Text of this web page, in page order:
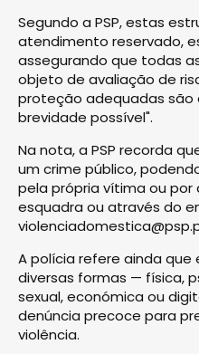
Segundo a PSP, estas
atendimento reservado,
assegurando que todas
objeto de avaliação de
proteção adequadas
brevidade possível".
Na nota, a PSP recorda
um crime público,
pela própria vítima ou por
esquadra ou através do
A polícia refere ainda
diversas formas — física,
sexual, económica ou
denúncia precoce para
violência.